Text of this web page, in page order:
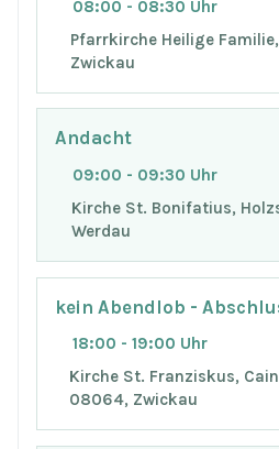
08:00 - 08:30 Uhr
Pfarrkirche Heilige
Zwickau
Andacht
09:00 - 09:30 Uhr
Kirche St. Bonifatius,
Werdau
kein Abendlob -
18:00 - 19:00 Uhr
Kirche St. Franziskus,
08064, Zwickau